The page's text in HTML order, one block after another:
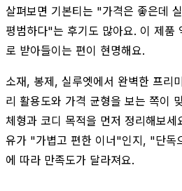
살펴보면 기본티는 "가격은 좋은데
평범하다"는 후기도 많아요. 이 제품
로 받아들이는 편이 현명해요.
소재, 봉제, 실루엣에서 완벽한 프리
리 활용도와 가격 균형을 보는 쪽이
체형과 코디 목적을 먼저 정리해보세
유가 "가볍고 편한 이너"인지, "단독
에 따라 만족도가 달라져요.